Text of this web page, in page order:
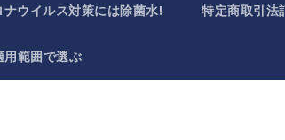
ナウイルス対策には除菌水! 特定商取引法
用範囲で選ぶ